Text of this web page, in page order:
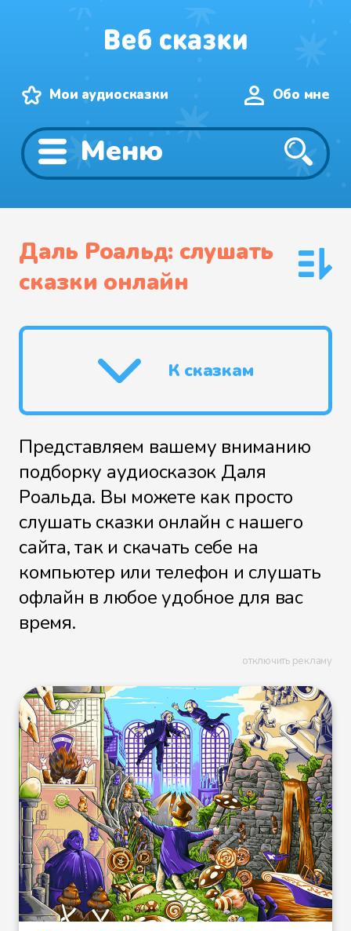
Мои аудиосказки Обо мне
Меню
Даль Роальд: слушать
сказки онлайн
К сказкам
Представляем вашему вниманию
подборку аудиосказок Даля
Роальда. Вы можете как просто
слушать сказки онлайн с нашего
сайта, так и скачать себе на
компьютер или телефон и слушать
офлайн в любое удобное для вас
время.
отключить рекламу